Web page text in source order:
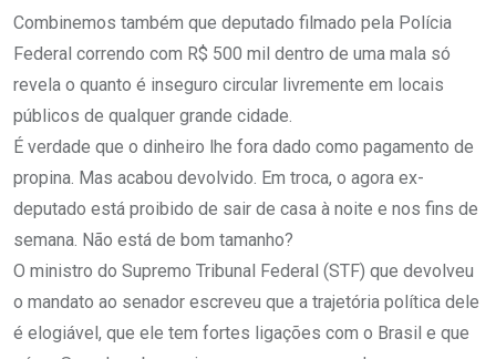
Combinemos também que deputado filmado pela Polícia
Federal correndo com R$ 500 mil dentro de uma mala só
revela o quanto é inseguro circular livremente em locais
públicos de qualquer grande cidade.
É verdade que o dinheiro lhe fora dado como pagamento de
propina. Mas acabou devolvido. Em troca, o agora ex-
deputado está proibido de sair de casa à noite e nos fins de
semana. Não está de bom tamanho?
O ministro do Supremo Tribunal Federal (STF) que devolveu
o mandato ao senador escreveu que a trajetória política dele
é elogiável, que ele tem fortes ligações com o Brasil e que